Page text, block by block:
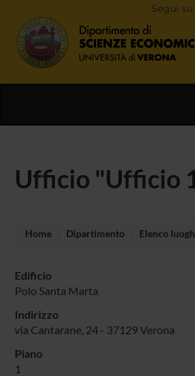
Segui su
Ufficio "Ufficio
Home Dipartimento Elenco
Edificio
Polo Santa Marta
Indirizzo
via Cantarane, 24 - 37129 Verona
Piano
1